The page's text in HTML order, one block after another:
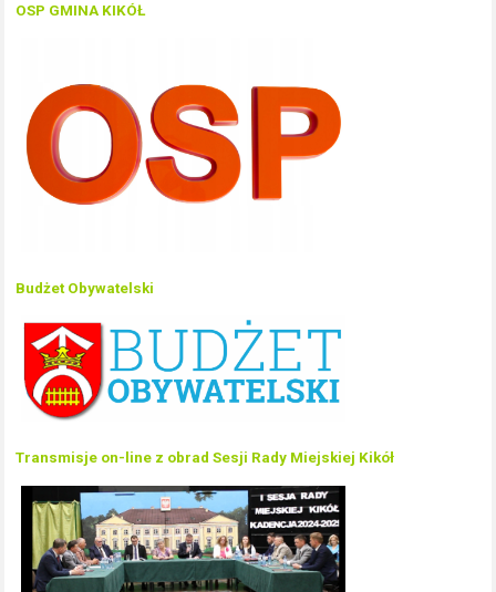
OSP GMINA KIKÓŁ
Budżet Obywatelski
Transmisje on-line z obrad Sesji Rady Miejskiej Kikół